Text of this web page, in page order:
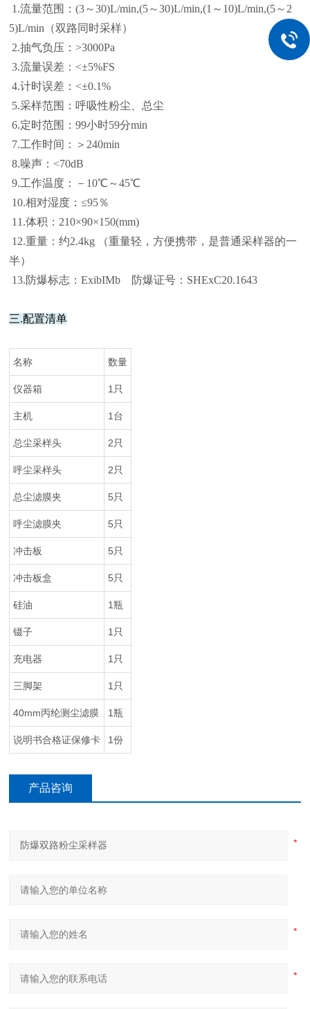
1.流量范围：(3～30)L/min,(5～30)L/min,(1 ～ 10)L/min,(5～ 2
5)L/min（双路同时采样）
2.抽气负压：>3000Pa
3.流量误差：<±5%FS
4.计时误差：<±0.1%
5.采样范围：呼吸性粉尘、总尘
6.定时范围：99小时59分min
7.工作时间：＞240min
8.噪声：<70dB
9.工作温度：－10℃～45℃
10.相对湿度：≤95％
11.体积：210×90×150(mm)
12.重量：约2.4kg （重量轻，方便携带，是普通采样器的一
半）
13.防爆标志：ExibIMb 防爆证号： SHExC20.1643
三.配置清单
名称 数量
仪器箱 1只
主机 1台
总尘采样头 2只
呼尘采样头 2只
总尘滤膜夹 5只
呼尘滤膜夹 5只
冲击板 5只
冲击板盒 5只
硅油 1瓶
镊子 1只
充电器 1只
三脚架 1只
40mm丙纶测尘滤膜 1瓶
说明书合格证保修卡 1份
产品咨询